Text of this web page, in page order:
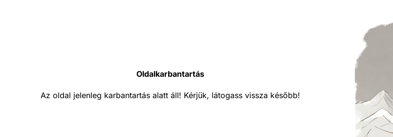
Oldalkarbantartás
Az oldal jelenleg karbantartás alatt áll! Kérjük, látogass vissza később!